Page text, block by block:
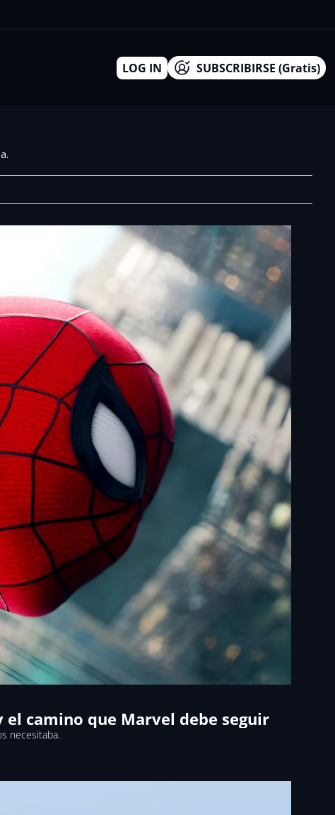
LOG IN SUBSCRIBIRSE (Gratis)
camino que Marvel debe seguir
necesitaba.